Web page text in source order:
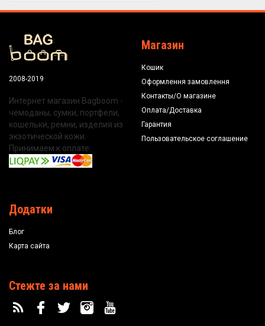
2008-2019
Интернет магазин Bagboom -
чемоданы, сумки, портфели,
кошельки, ремни, изделия из
экзотической кожи.
Принимаем к оплате:
Магазин
Кошик
Оформлення замовлення
Контакты/О магазине
Оплата/Доставка
Гарантия
Пользовательское соглашение
Додатки
Блог
Карта сайта
Стежте за нами